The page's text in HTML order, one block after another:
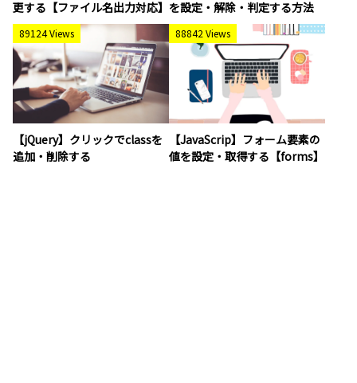
更する【ファイル名出力対応】 を設定・解除・判定する方法
89124 Views
【jQuery】クリックでclassを
追加・削除する
88842 Views
【JavaScrip】フォーム要素の
値を設定・取得する【forms】